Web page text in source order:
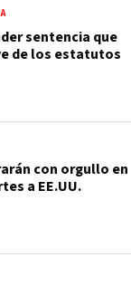
sentencia que
de los estatutos
con orgullo en
a EE.UU.